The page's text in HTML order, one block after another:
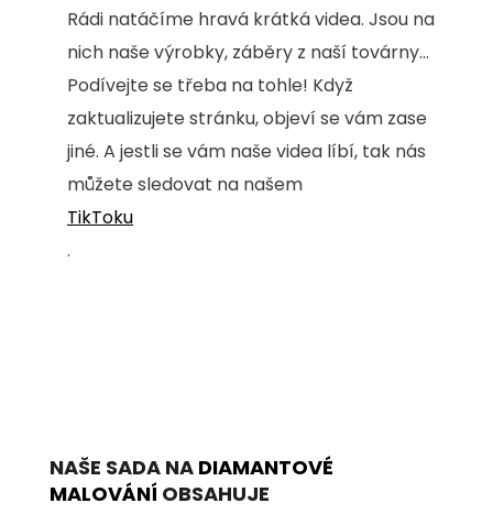
Rádi natáčíme hravá krátká videa. Jsou na
nich naše výrobky, záběry z naší továrny...
Podívejte se třeba na tohle! Když
zaktualizujete stránku, objeví se vám zase
jiné. A jestli se vám naše videa líbí, tak nás
můžete sledovat na našem
TikToku
.
NAŠE SADA NA DIAMANTOVÉ
MALOVÁNÍ OBSAHUJE